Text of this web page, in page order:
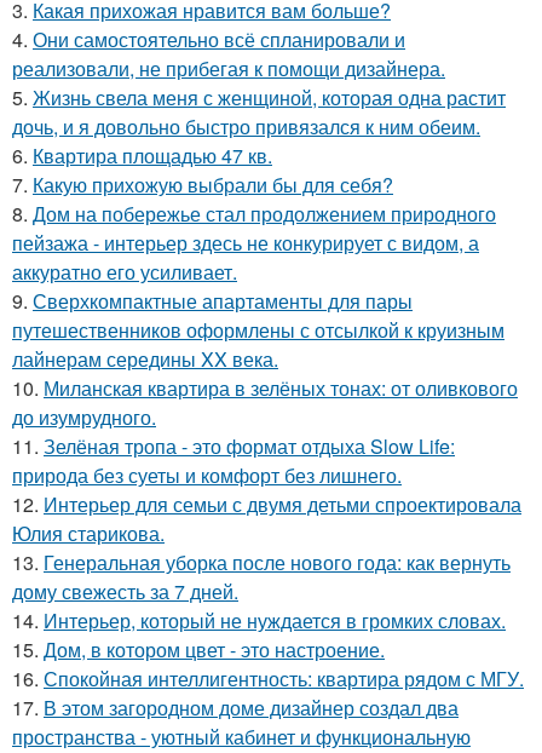
3. Какая прихожая нравится вам больше?
4. Они самостоятельно всё спланировали и
реализовали, не прибегая к помощи дизайнера.
5. Жизнь свела меня с женщиной, которая одна растит
дочь, и я довольно быстро привязался к ним обеим.
6. Квартира площадью 47 кв.
7. Какую прихожую выбрали бы для себя?
8. Дом на побережье стал продолжением природного
пейзажа - интерьер здесь не конкурирует с видом, а
аккуратно его усиливает.
9. Сверхкомпактные апартаменты для пары
путешественников оформлены с отсылкой к круизным
лайнерам середины XX века.
10. Миланская квартира в зелёных тонах: от оливкового
до изумрудного.
11. Зелёная тропа - это формат отдыха Slow Life:
природа без суеты и комфорт без лишнего.
12. Интерьер для семьи с двумя детьми спроектировала
Юлия старикова.
13. Генеральная уборка после нового года: как вернуть
дому свежесть за 7 дней.
14. Интерьер, который не нуждается в громких словах.
15. Дом, в котором цвет - это настроение.
16. Спокойная интеллигентность: квартира рядом с МГУ.
17. В этом загородном доме дизайнер создал два
пространства - уютный кабинет и функциональную